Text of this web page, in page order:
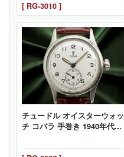
[ RG-3010 ]
チュードル オイスターウォッ
チ コバラ 手巻き 1940年代...